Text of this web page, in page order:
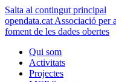
Salta al contingut principal
opendata.cat Associació per
foment de les dades obertes
Qui som
Activitats
Projectes